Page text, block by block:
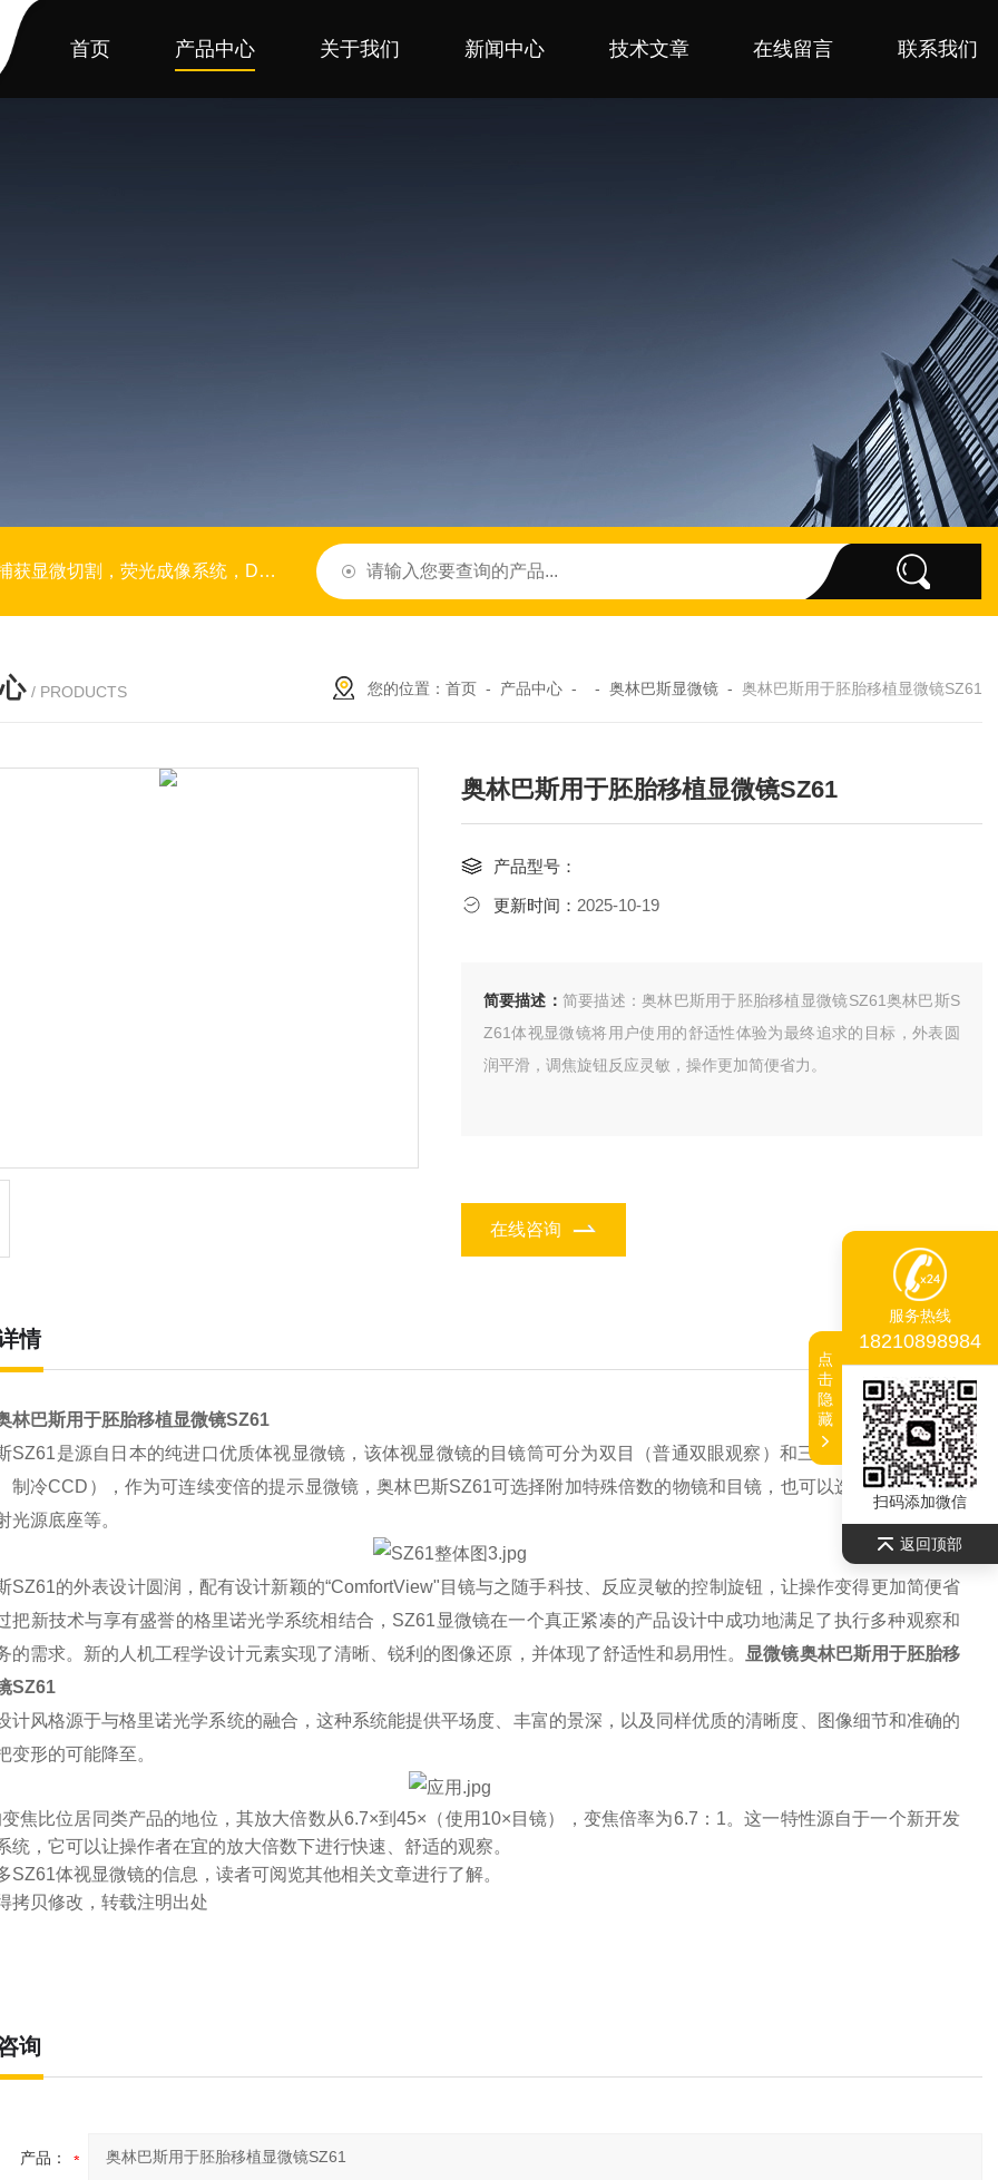
首页 产品中心 关于我们 新闻中心 技术文章 在线留言 联系我们
合成仪，半导体行业仪器设备，生命科学仪器，光刻机，
/ PRODUCTS 您的位置： 首页 - 产品中心 - - 奥林巴斯显微镜 - 奥林巴斯用于胚胎移植显微镜SZ61
奥林巴斯用于胚胎移植显微镜SZ61
产品型号：
更新时间： 2025-10-19
简要描述： 简要描述：奥林巴斯用于胚胎移植显微镜SZ61奥林巴斯S
Z61体视显微镜将用户使用的舒适性体验为最终追求的目标，外表圆
润平滑，调焦旋钮反应灵敏，操作更加简便省力。
在线咨询
情
林巴斯用于胚胎移植显微镜SZ61
SZ61是源自日本的纯进口优质体视显微镜，该体视显微镜的目镜筒可分为双目（普通双眼观察）和三目（连接照相机、
制冷CCD ），作为可连续变倍的提示显微镜，奥林巴斯SZ61可选择附加特殊倍数的物镜和目镜，也可以选择平板底座以
光源底座等。
SZ61的外表设计圆润，配有设计新颖的“ComfortView" 目镜与之随手科技、反应灵敏的控制旋钮，让操作变得更加简便省
把新技术与享有盛誉的格里诺光学系统相结合， SZ61显微镜在一个真正紧凑的产品设计中成功地满足了执行多种观察和
的需求。新的人机工程学设计元素实现了清晰、锐利的图像还原，并体现了舒适性和易用性。 显微镜奥林巴斯用于胚胎移
SZ61
计风格源于与格里诺光学系统的融合，这种系统能提供平场度、丰富的景深，以及同样优质的清晰度、图像细节和准确的
变形的可能降至。
焦比位居同类产品的地位，其放大倍数从6.7×到45×（使用10×目镜），变焦倍率为6.7：1。这一特性源自于一个新开发
统，它可以让操作者在宜的放大倍数下进行快速、舒适的观察。
SZ61体视显微镜的信息，读者可阅览其他相关文章进行了解。
拷贝修改，转载注明出处
询
产品：
服务热线
18210898984
扫码添加微信
返回顶部
点
击
隐
藏